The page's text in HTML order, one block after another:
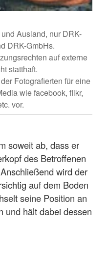
Ausland, nur DRK-
DRK-GmbHs.
auf externe
statthaft.
Fotografierten für eine
wie facebook, flikr,
vor.
soweit ab, dass er
des Betroffenen
wird der
auf dem Boden
seine Position an
und hält dabei dessen